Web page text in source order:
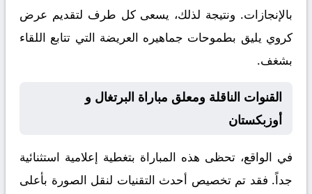
بالإنجازات. ونتيجة لذلك، يسعى كل طرف لتقديم عرض
كروي يليق بطموحات جماهيره العريضة التي تتابع اللقاء
بشغف.
القنوات الناقلة ومعلق مباراة البرتغال و
أوزبكستان
في الواقع، تحظى هذه المباراة بتغطية إعلامية استثنائية
جداً. فقد تم تخصيص أحدث التقنيات لنقل الصورة بأعلى